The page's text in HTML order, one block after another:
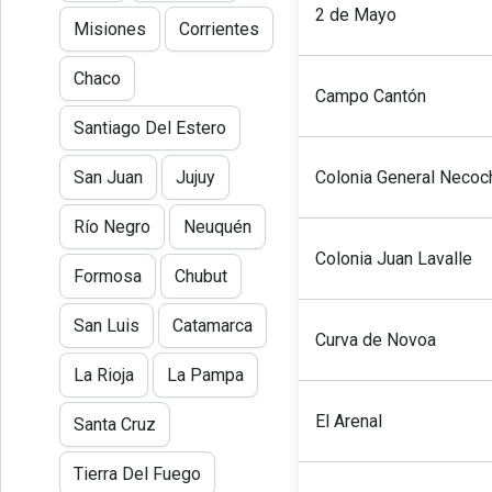
2 de Mayo
Campo Cantón
Colonia General
Colonia Juan Lavalle
Curva de Novoa
El Arenal
Misiones Corrientes
Chaco
Santiago Del Estero
San Juan Jujuy
Río Negro Neuquén
Formosa Chubut
San Luis Catamarca
La Rioja La Pampa
Santa Cruz
Tierra Del Fuego